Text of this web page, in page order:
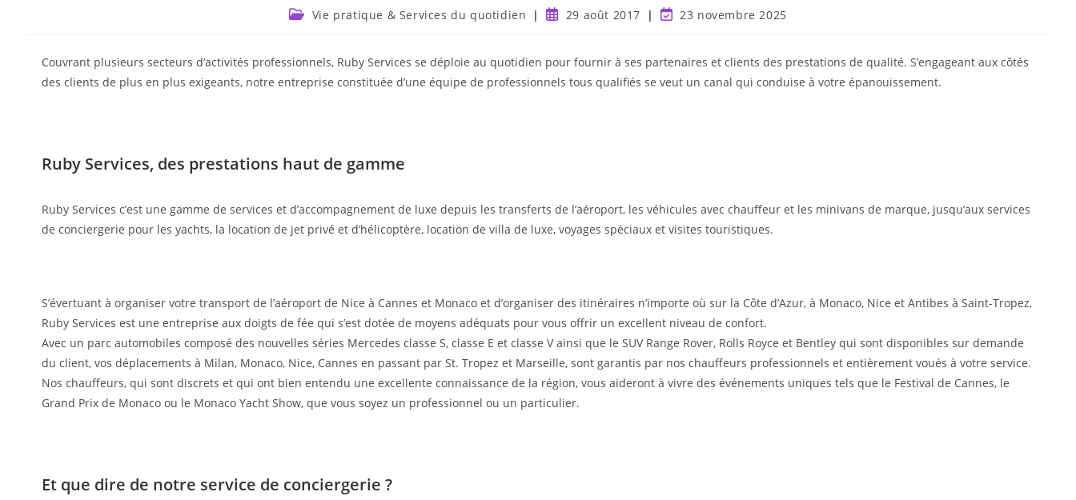
Vie pratique & Services du quotidien 29 août 2017 23 novembre 2025
Couvrant plusieurs secteurs d’activités professionnels, Ruby Services se déploie au quotidien pour fournir à ses partenaires et clients des prestations de qualité. S’engageant aux côtés
des clients de plus en plus exigeants, notre entreprise constituée d’une équipe de professionnels tous qualifiés se veut un canal qui conduise à votre épanouissement.
Ruby Services, des prestations haut de gamme
Ruby Services c’est une gamme de services et d’accompagnement de luxe depuis les transferts de l’aéroport, les véhicules avec chauffeur et les minivans de marque, jusqu’aux services
de conciergerie pour les yachts, la location de jet privé et d’hélicoptère, location de villa de luxe, voyages spéciaux et visites touristiques.
S’évertuant à organiser votre transport de l’aéroport de Nice à Cannes et Monaco et d’organiser des itinéraires n’importe où sur la Côte d’Azur, à Monaco, Nice et Antibes à Saint-Tropez,
Ruby Services est une entreprise aux doigts de fée qui s’est dotée de moyens adéquats pour vous offrir un excellent niveau de confort.
Avec un parc automobiles composé des nouvelles séries Mercedes classe S, classe E et classe V ainsi que le SUV Range Rover, Rolls Royce et Bentley qui sont disponibles sur demande
du client, vos déplacements à Milan, Monaco, Nice, Cannes en passant par St. Tropez et Marseille, sont garantis par nos chauffeurs professionnels et entièrement voués à votre service.
Nos chauffeurs, qui sont discrets et qui ont bien entendu une excellente connaissance de la région, vous aideront à vivre des événements uniques tels que le Festival de Cannes, le
Grand Prix de Monaco ou le Monaco Yacht Show, que vous soyez un professionnel ou un particulier.
Et que dire de notre service de conciergerie ?